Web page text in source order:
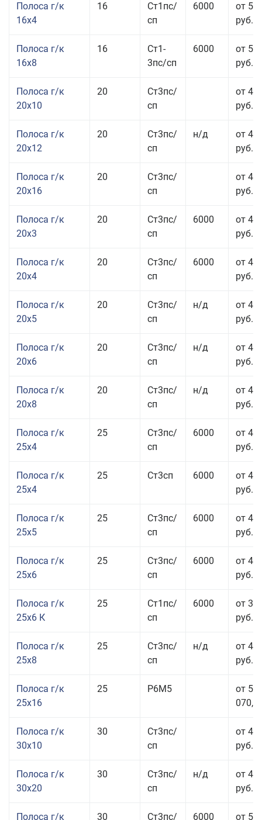
Полоса г/к
16x4
16
Ст1пс/
сп
6000
от 53
руб.
Полоса г/к
16x8
16
Ст1-
3пс/сп
6000
от 57
руб.
Полоса г/к
20x10
20
Ст3пс/
сп
от 43
руб.
Полоса г/к
20x12
20
Ст3пс/
сп
н/д
от 44
руб.
Полоса г/к
20x16
20
Ст3пс/
сп
от 48
руб.
Полоса г/к
20x3
20
Ст3пс/
сп
6000
от 47
руб.
Полоса г/к
20x4
20
Ст3пс/
сп
6000
от 44
руб.
Полоса г/к
20x5
20
Ст3пс/
сп
н/д
от 43
руб.
Полоса г/к
20x6
20
Ст3пс/
сп
н/д
от 45
руб.
Полоса г/к
20x8
20
Ст3пс/
сп
н/д
от 45
руб.
Полоса г/к
25x4
25
Ст3пс/
сп
6000
от 43
руб.
Полоса г/к
25x4
25 Ст3сп 6000
от 43
руб.
Полоса г/к
25x5
25
Ст3пс/
сп
6000
от 42
руб.
Полоса г/к
25x6
25
Ст3пс/
сп
6000
от 44
руб.
Полоса г/к
25x6 К
25
Ст1пс/
сп
6000
от 35
руб.
Полоса г/к
25x8
25
Ст3пс/
сп
н/д
от 44
руб.
Полоса г/к
25x16
25 Р6М5
от
Полоса г/к
30x10
30
Ст3пс/
сп
от 46
руб.
Полоса г/к
30x20
30
Ст3пс/
сп
н/д
от 44
руб.
Полоса г/к 30 Ст3пс/ 6000 от 50